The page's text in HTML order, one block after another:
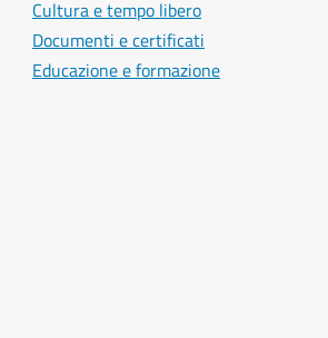
Cultura e tempo libero
Documenti e certificati
Educazione e formazione